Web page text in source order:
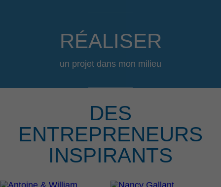
RÉALISER
un projet dans mon milieu
DES
ENTREPRENEURS
INSPIRANTS